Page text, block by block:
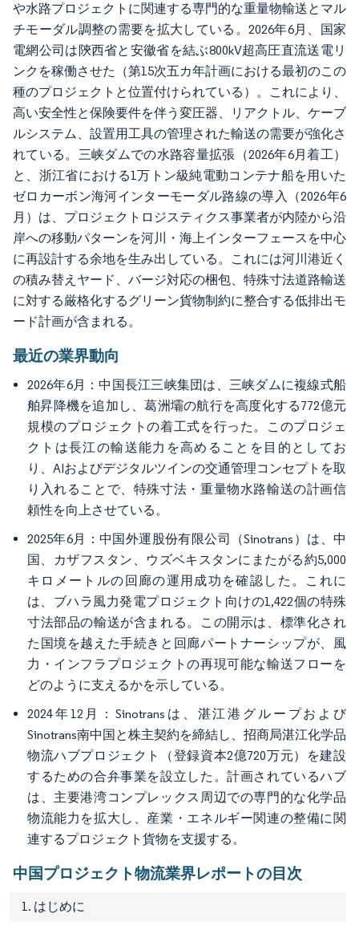
や水路プロジェクトに関連する専門的な重量物輸送とマル
チモーダル調整の需要を拡大している。2026年6月、国家
電網公司は陝西省と安徽省を結ぶ800kV超高圧直流送電リ
ンクを稼働させた（第15次五カ年計画における最初のこの
種のプロジェクトと位置付けられている）。これにより、
高い安全性と保険要件を伴う変圧器、リアクトル、ケーブ
ルシステム、設置用工具の管理された輸送の需要が強化さ
れている。三峡ダムでの水路容量拡張（2026年6月着工）
と、浙江省における1万トン級純電動コンテナ船を用いた
ゼロカーボン海河インターモーダル路線の導入（2026年6
月）は、プロジェクトロジスティクス事業者が内陸から沿
岸への移動パターンを河川・海上インターフェースを中心
に再設計する余地を生み出している。これには河川港近く
の積み替えヤード、バージ対応の梱包、特殊寸法道路輸送
に対する厳格化するグリーン貨物制約に整合する低排出モ
ード計画が含まれる。
最近の業界動向
2026年6月：中国長江三峡集団は、三峡ダムに複線式船
舶昇降機を追加し、葛洲壩の航行を高度化する772億元
規模のプロジェクトの着工式を行った。このプロジェ
クトは長江の輸送能力を高めることを目的としてお
り、AIおよびデジタルツインの交通管理コンセプトを取
り入れることで、特殊寸法・重量物水路輸送の計画信
頼性を向上させている。
2025年6月：中国外運股份有限公司（Sinotrans）は、中
国、カザフスタン、ウズベキスタンにまたがる約5,000
キロメートルの回廊の運用成功を確認した。これに
は、ブハラ風力発電プロジェクト向けの1,422個の特殊
寸法部品の輸送が含まれる。この開示は、標準化され
た国境を越えた手続きと回廊パートナーシップが、風
力・インフラプロジェクトの再現可能な輸送フローを
どのように支えるかを示している。
2024年12月：Sinotransは、湛江港グループおよび
Sinotrans南中国と株主契約を締結し、招商局湛江化学品
物流ハブプロジェクト（登録資本2億720万元）を建設
するための合弁事業を設立した。計画されているハブ
は、主要港湾コンプレックス周辺での専門的な化学品
物流能力を拡大し、産業・エネルギー関連の整備に関
連するプロジェクト貨物を支援する。
中国プロジェクト物流業界レポートの目次
1. はじめに